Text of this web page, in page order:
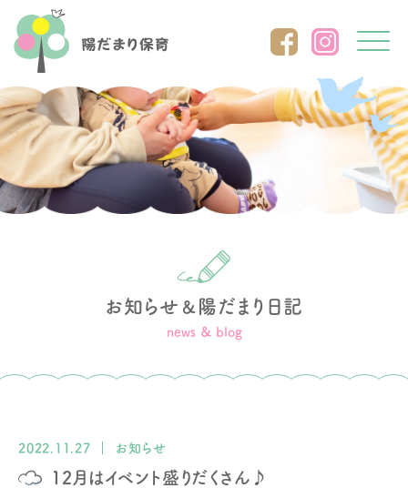
Click
お知らせ ＆ 陽だまり日記
news ＆ blog
2022.11.27 お知らせ
12月はイベント盛りだくさん♪